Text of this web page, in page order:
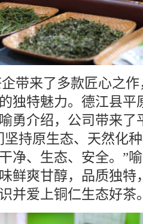
带来了多款匠心之
独特魅力。德江县平
勇介绍，公司带来了
坚持原生态、天然化
净、生态、安全。”
鲜爽甘醇，品质独特
并爱上铜仁生态好茶